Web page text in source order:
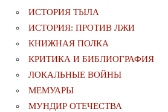
ИСТОРИЯ ТЫЛА
ИСТОРИЯ: ПРОТИВ ЛЖИ
КНИЖНАЯ ПОЛКА
КРИТИКА И БИБЛИОГРАФИЯ
ЛОКАЛЬНЫЕ ВОЙНЫ
МЕМУАРЫ
МУНДИР ОТЕЧЕСТВА